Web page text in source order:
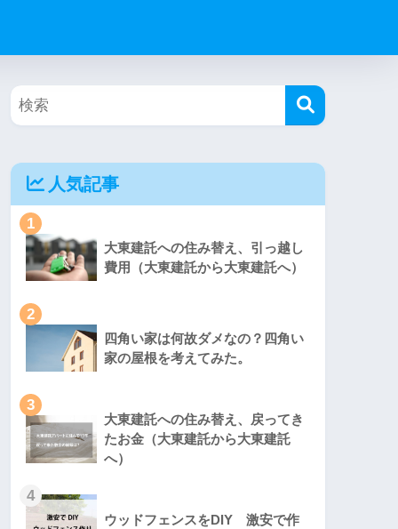
人気記事
1
大東建託への住み替え、引っ越し
費用（大東建託から大東建託へ）
2
四角い家は何故ダメなの？四角い
家の屋根を考えてみた。
3
大東建託への住み替え、戻ってき
たお金（大東建託から大東建託
へ）
4
ウッドフェンスをDIY 激安で作